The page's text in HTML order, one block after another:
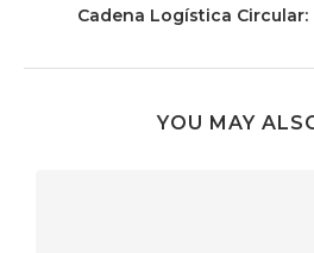
Cadena Logística Circular:
YOU MAY